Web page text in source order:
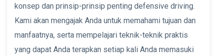
konsep dan prinsip-prinsip penting defensive driving.
Kami akan mengajak Anda untuk memahami tujuan dan
manfaatnya, serta mempelajari teknik-teknik praktis
yang dapat Anda terapkan setiap kali Anda memasuki